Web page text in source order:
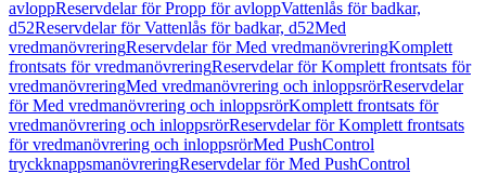
avloppReservdelar för Propp för avloppVattenlås för badkar,
d52Reservdelar för Vattenlås för badkar, d52Med
vredmanövreringReservdelar för Med vredmanövreringKomplett
frontsats för vredmanövreringReservdelar för Komplett frontsats för
vredmanövreringMed vredmanövrering och inloppsrörReservdelar
för Med vredmanövrering och inloppsrörKomplett frontsats för
vredmanövrering och inloppsrörReservdelar för Komplett frontsats
för vredmanövrering och inloppsrörMed PushControl
tryckknappsmanövreringReservdelar för Med PushControl